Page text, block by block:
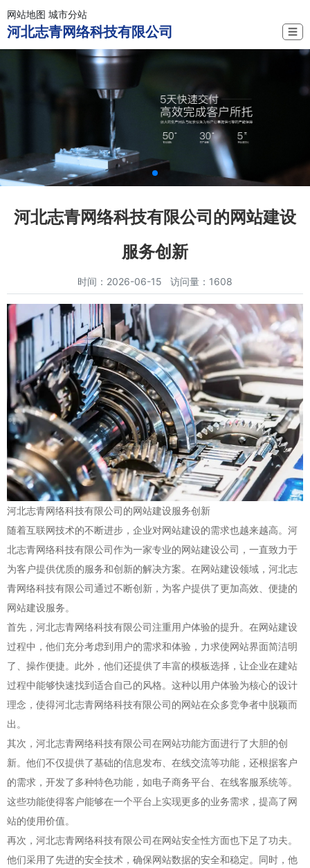
网站地图 城市分站
河北志青网络科技有限公司 ☰
河北志青网络科技有限公司的网站建设
服务创新
时间：2026-06-15 访问量：1608
河北志青网络科技有限公司的网站建设服务创新
随着互联网技术的不断进步，企业对网站建设的需求也越来越高。河
北志青网络科技有限公司作为一家专业的网站建设公司，一直致力于
为客户提供优质的服务和创新的解决方案。在网站建设领域，河北志
青网络科技有限公司通过不断创新，为客户提供了更加高效、便捷的
网站建设服务。
首先，河北志青网络科技有限公司注重用户体验的提升。在网站建设
过程中，他们充分考虑到用户的需求和体验，力求使网站界面简洁明
了、操作便捷。此外，他们还提供了丰富的模板选择，让企业在建站
过程中能够快速找到适合自己的风格。这种以用户体验为核心的设计
理念，使得河北志青网络科技有限公司的网站在众多竞争者中脱颖而
出。
其次，河北志青网络科技有限公司在网站功能方面进行了大胆的创
新。他们不仅提供了基础的信息发布、在线交流等功能，还根据客户
的需求，开发了多种特色功能，如电子商务平台、在线客服系统等。
这些功能使得客户能够在一个平台上实现更多的业务需求，提高了网
站的使用价值。
再次，河北志青网络科技有限公司在网站安全性方面也下足了功夫。
他们采用了先进的安全技术，确保网站数据的安全和稳定。同时，他